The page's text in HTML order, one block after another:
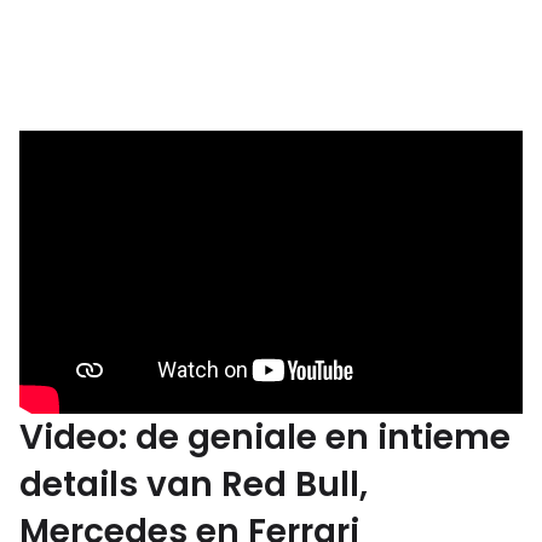
Video: de geniale en intieme
details van Red Bull,
Mercedes en Ferrari